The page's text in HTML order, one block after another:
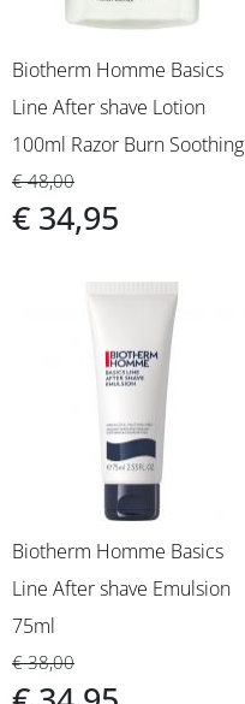
Biotherm Homme Basics
Line After shave Lotion
100ml Razor Burn Soothing
€ 48,00
€ 34,95
Biotherm Homme Basics
Line After shave Emulsion
75ml
€ 38,00